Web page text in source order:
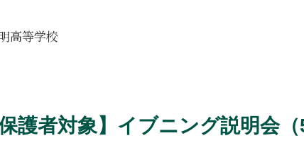
高等学校
護者対象】イブニング説明会（